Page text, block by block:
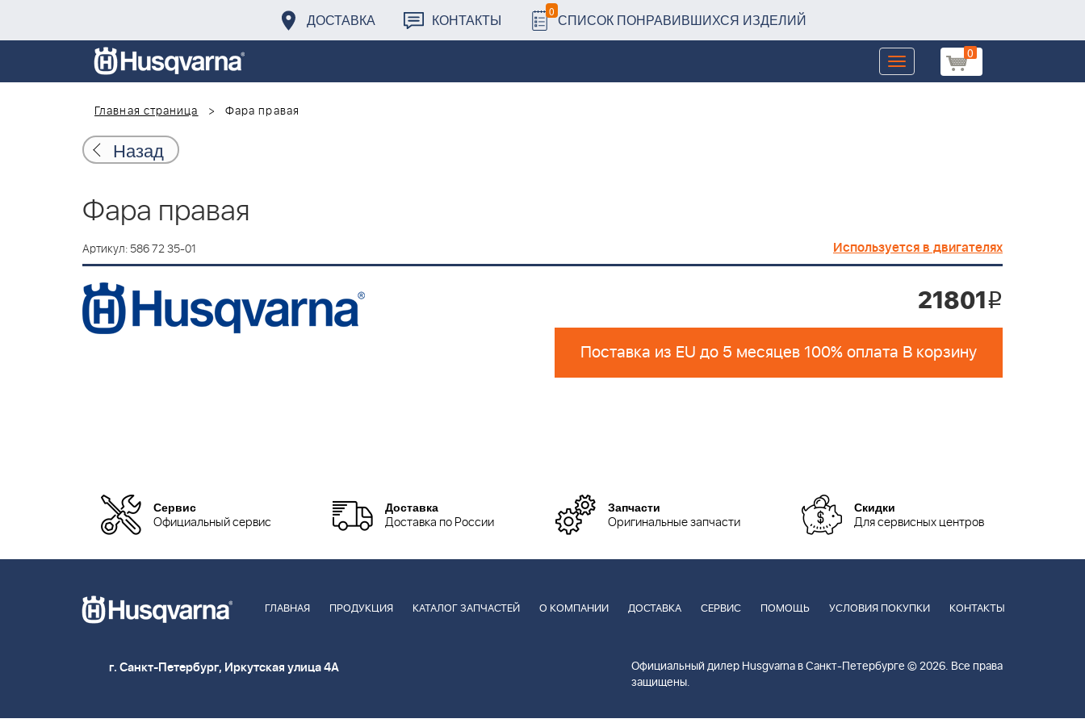
ДОСТАВКА КОНТАКТЫ 0 СПИСОК ПОНРАВИВШИХСЯ ИЗДЕЛИЙ
0
Toggle
navigation
Главная страница
Фара правая
Назад
Фара правая
Артикул: 586 72 35-01 Используется в двигателях
21801i
Поставка из EU до 5 месяцев 100% оплата В корзину
Сервис
Официальный сервис
Доставка
Доставка по России
Запчасти
Оригинальные запчасти
Скидки
Для сервисных центров
ГЛАВНАЯ ПРОДУКЦИЯ КАТАЛОГ ЗАПЧАСТЕЙ О КОМПАНИИ ДОСТАВКА СЕРВИС ПОМОЩЬ УСЛОВИЯ ПОКУПКИ КОНТАКТЫ
г. Санкт-Петербург, Иркутская улица 4А
Официальный дилер Husgvarna в Санкт-Петербурге © 2026. Все права
защищены.